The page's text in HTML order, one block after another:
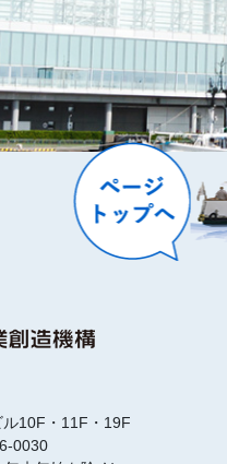
10F・11F・19F
0030